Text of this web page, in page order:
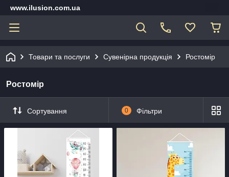
www.ilusion.com.ua
Товари та послуги Сувенірна продукція Ростомір
Ростомір
Сортування 0 Фільтри